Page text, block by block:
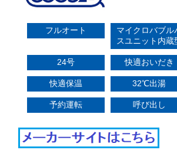
フルオート
マイクロバブル
スユニット内蔵
24号 快適おいだき
快適保温 32℃出湯
予約運転 呼び出し